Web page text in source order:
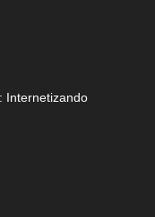
Internetizando